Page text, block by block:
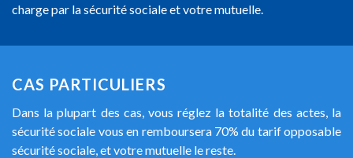
charge par la sécurité sociale et votre mutuelle.
CAS PARTICULIERS
Dans la plupart des cas, vous réglez la totalité des actes, la
sécurité sociale vous en remboursera 70% du tarif opposable
sécurité sociale, et votre mutuelle le reste.